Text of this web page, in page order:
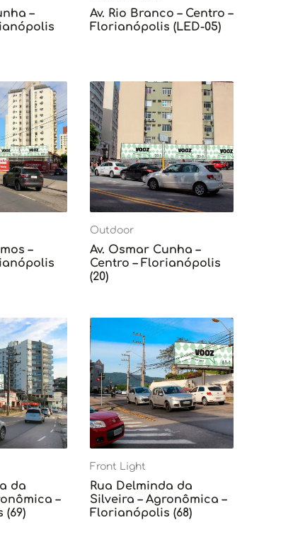
–
Av. Rio Branco – Centro –
Florianópolis (LED-05)
–
Outdoor
Av. Osmar Cunha –
Centro – Florianópolis
(20)
da
–
Front Light
Rua Delminda da
Silveira – Agronômica –
Florianópolis (68)